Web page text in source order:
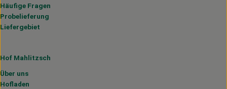
Häufige Fragen
Probelieferung
Liefergebiet
Hof Mahlitzsch
Über uns
Hofladen